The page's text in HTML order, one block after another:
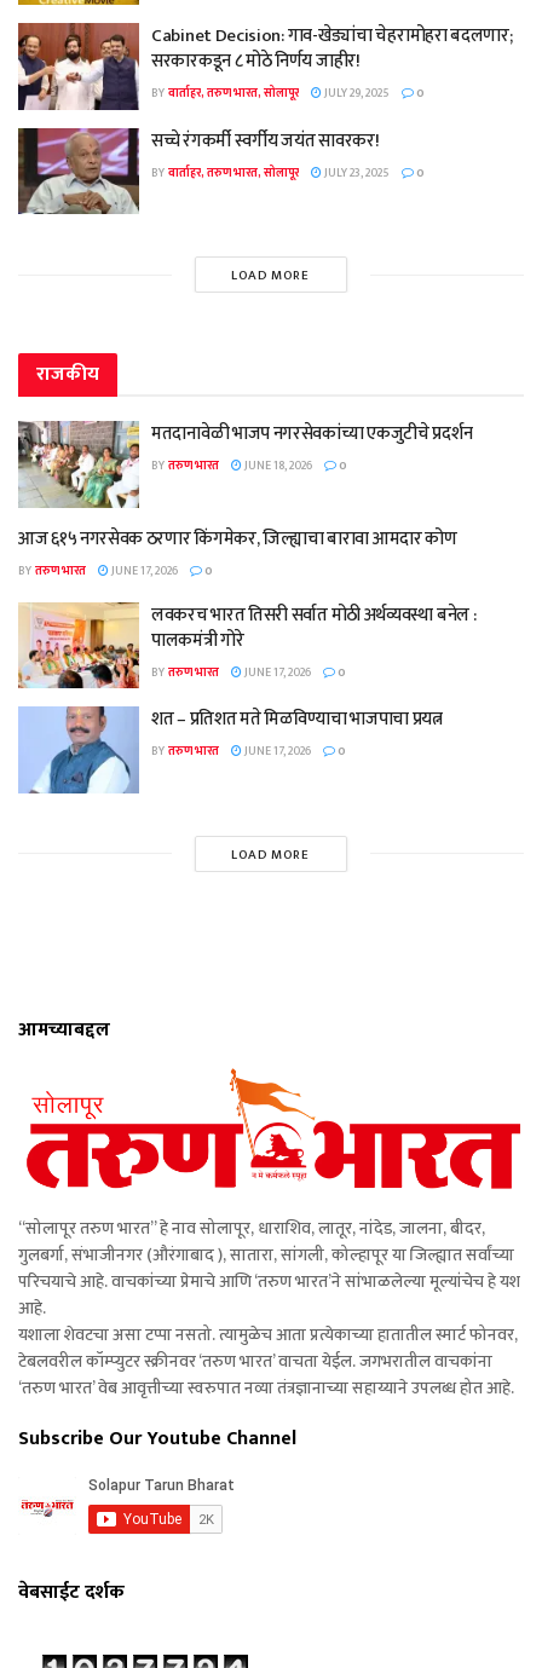
Cabinet Decision: गाव-खेड्यांचा चेहरामोहरा बदलणार;
सरकारकडून ८ मोठे निर्णय जाहीर!
BYवार्ताहर, तरुण भारत, सोलापूर JULY 29, 2025 0
सच्चे रंगकर्मी स्वर्गीय जयंत सावरकर!
BYवार्ताहर, तरुण भारत, सोलापूर JULY 23, 2025 0
LOAD MORE
राजकीय
मतदानावेळी भाजप नगरसेवकांच्या एकजुटीचे प्रदर्शन
BYतरुण भारत JUNE 18, 2026 0
आज ६१५ नगरसेवक ठरणार किंगमेकर, जिल्ह्याचा बारावा आमदार कोण
BYतरुण भारत JUNE 17, 2026 0
लवकरच भारत तिसरी सर्वात मोठी अर्थव्यवस्था बनेल :
पालकमंत्री गोरे
BYतरुण भारत JUNE 17, 2026 0
शत – प्रतिशत मते मिळविण्याचा भाजपाचा प्रयत्न
BYतरुण भारत JUNE 17, 2026 0
LOAD MORE
आमच्याबद्दल
“सोलापूर तरुण भारत” हे नाव सोलापूर, धाराशिव, लातूर, नांदेड, जालना, बीदर,
गुलबर्गा, संभाजीनगर (औरंगाबाद ), सातारा, सांगली, कोल्हापूर या जिल्ह्यात सर्वांच्या
परिचयाचे आहे. वाचकांच्या प्रेमाचे आणि ‘तरुण भारत’ने सांभाळलेल्या मूल्यांचेच हे यश
आहे.
यशाला शेवटचा असा टप्पा नसतो. त्यामुळेच आता प्रत्येकाच्या हातातील स्मार्ट फोनवर,
टेबलवरील कॉम्प्युटर स्क्रीनवर ‘तरुण भारत’ वाचता येईल. जगभरातील वाचकांना
‘तरुण भारत’ वेब आवृत्तीच्या स्वरुपात नव्या तंत्रज्ञानाच्या सहाय्याने उपलब्ध होत आहे.
Subscribe Our Youtube Channel
वेबसाईट दर्शक